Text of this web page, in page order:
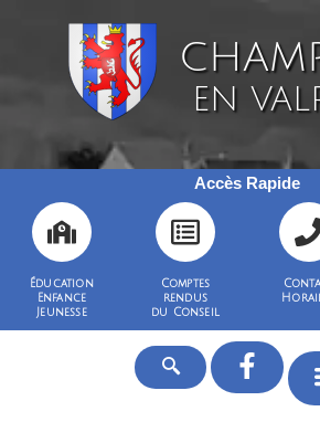
EN
Accès Rapide
Éducation
Enfance
Jeunesse
Comptes
rendus
du Conseil